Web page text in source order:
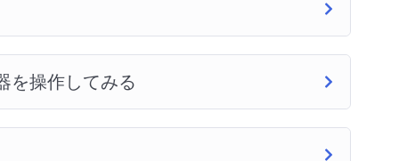
を操作してみる